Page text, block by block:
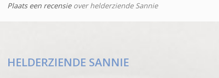
Plaats een recensieover helderziende Sannie
HELDERZIENDE SANNIE